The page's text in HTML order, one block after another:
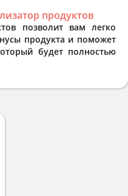
продуктов
позволит вам легко
продукта и поможет
будет полностью